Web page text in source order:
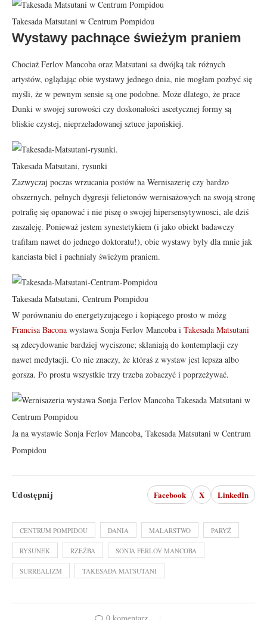
Takesada Matsutani w Centrum Pompidou
Wystawy pachnące świeżym praniem
Chociaż Ferlov Mancoba oraz Matsutani sa dwójką tak różnych
artystów, oglądając obie wystawy jednego dnia, nie mogłam pozbyć się
myśli, że w pewnym sensie są one podobne. Może dlatego, że prace
Dunki w swojej surowości czy doskonałości ascetycznej formy są
bliskie czystej, nieprzeładowanej sztuce japońskiej.
Takesada Matsutani, rysunki
Zazwyczaj poczas wrzucania postów na Wernisazerię czy bardzo
obszernych, pełnych dygresji felietonów wernisażowych na swoją stronę
potrafię się opanować i nie piszę o swojej hipersensytywnosci, ale dziś
zaszaleję. Ponieważ jestem synestetykiem (i jako obiekt badawczy
trafiłam nawet do jednego doktoratu!), obie wystawy były dla mnie jak
kanciasta biel i pachniały świeżym praniem.
Takesada Matsutani, Centrum Pompidou
W porównaniu do energetyzującego i kopiącego prosto w mózg
Francisa Bacona wystawa Sonja Ferlov Mancoba i Takesada Matsutani
są zdecydowanie bardziej wyciszone; skłaniają do kontemplacji czy
nawet medytacji. Co nie znaczy, że któraś z wystaw jest lepsza albo
gorsza. Po prostu wszystkie trzy trzeba zobaczyć i poprzeżywać.
Ja na wystawie Sonja Ferlov Mancoba, Takesada Matsutani w Centrum
Pompidou
Udostępnij Facebook X LinkedIn
CENTRUM POMPIDOU DANIA MALARSTWO PARYŻ
RYSUNEK RZEŹBA SONJA FERLOV MANCOBA
SURREALIZM TAKESADA MATSUTANI